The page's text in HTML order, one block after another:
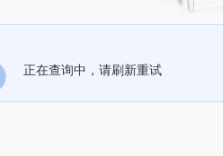
正在查询中，请刷新重试